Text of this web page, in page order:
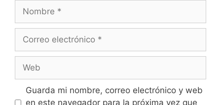
Nombre
Correo
Web
Guarda mi nombre, correo electrónico y web
en este navegador para la próxima vez que